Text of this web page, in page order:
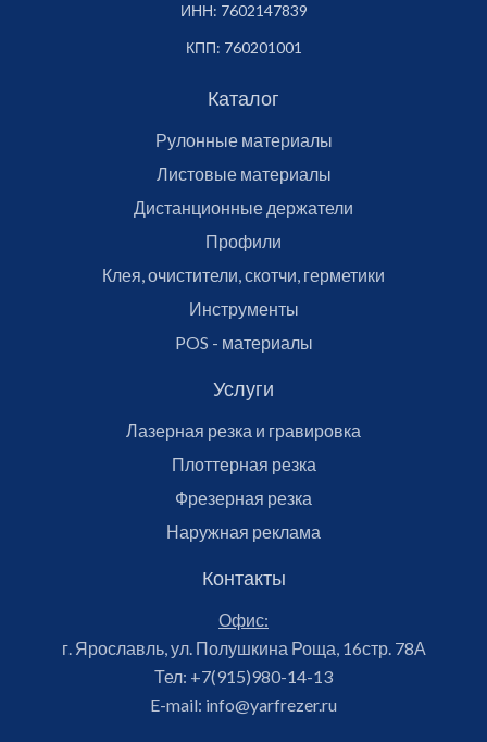
ИНН: 7602147839
КПП: 760201001
Каталог
Рулонные материалы
Листовые материалы
Дистанционные держатели
Профили
Клея, очистители, скотчи, герметики
Инструменты
POS - материалы
Услуги
Лазерная резка и гравировка
Плоттерная резка
Фрезерная резка
Наружная реклама
Контакты
Офис:
г. Ярославль, ул. Полушкина Роща, 16стр. 78А
Тел: +7(915)980-14-13
E-mail: info@yarfrezer.ru